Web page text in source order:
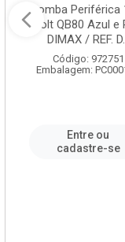
Bomba Periférica
Bivolt QB80 Azul e
DIMAX / REF.
Código: 972751
Embalagem:
Entre ou
cadastre-se